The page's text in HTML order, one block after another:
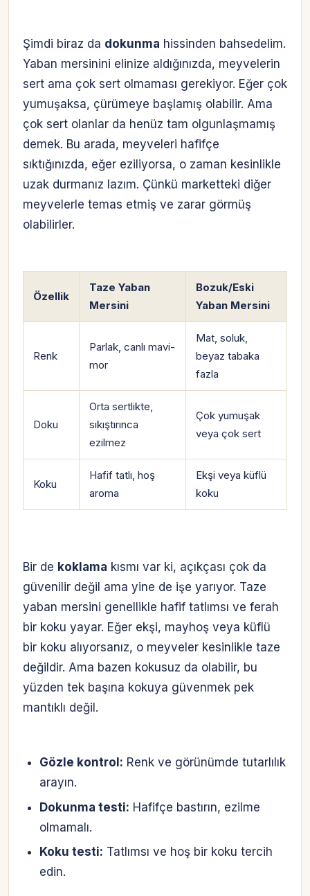
Şimdi biraz da dokunma hissinden bahsedelim.
Yaban mersinini elinize aldığınızda, meyvelerin
sert ama çok sert olmaması gerekiyor. Eğer çok
yumuşaksa, çürümeye başlamış olabilir. Ama
çok sert olanlar da henüz tam olgunlaşmamış
demek. Bu arada, meyveleri hafifçe
sıktığınızda, eğer eziliyorsa, o zaman kesinlikle
uzak durmanız lazım. Çünkü marketteki diğer
meyvelerle temas etmiş ve zarar görmüş
olabilirler.
Özellik
Taze Yaban
Mersini
Bozuk/Eski
Yaban Mersini
Renk
Parlak, canlı mavi-
mor
Mat, soluk,
beyaz tabaka
fazla
Doku
Orta sertlikte,
sıkıştırınca
ezilmez
Çok yumuşak
veya çok sert
Koku
Hafif tatlı, hoş
aroma
Ekşi veya küflü
koku
Bir de koklama kısmı var ki, açıkçası çok da
güvenilir değil ama yine de işe yarıyor. Taze
yaban mersini genellikle hafif tatlımsı ve ferah
bir koku yayar. Eğer ekşi, mayhoş veya küflü
bir koku alıyorsanız, o meyveler kesinlikle taze
değildir. Ama bazen kokusuz da olabilir, bu
yüzden tek başına kokuya güvenmek pek
mantıklı değil.
Gözle kontrol: Renk ve görünümde tutarlılık
arayın.
Dokunma testi: Hafifçe bastırın, ezilme
olmamalı.
Koku testi: Tatlımsı ve hoş bir koku tercih
edin.